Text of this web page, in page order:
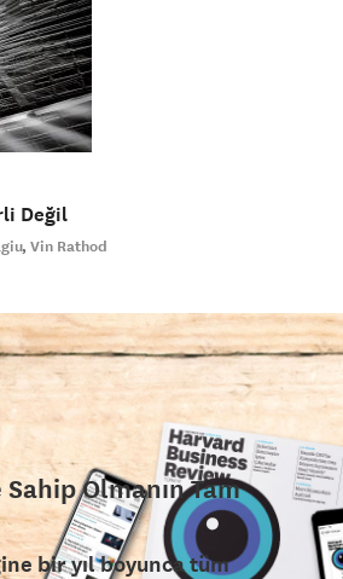
Değil
Vin Rathod
Sahip Olmanın Tam
bir yıl boyunca tüm